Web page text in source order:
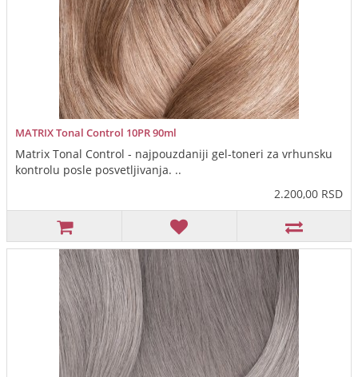
MATRIX Tonal Control 10PR 90ml
Matrix Tonal Control - najpouzdaniji gel-toneri za vrhunsku
kontrolu posle posvetljivanja. ..
2.200,00 RSD